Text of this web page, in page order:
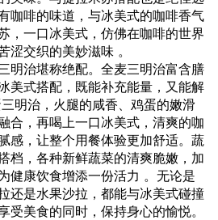
咖啡的味道，与冰美式的咖啡香气
，一口冰美式，仿佛在咖啡的世界
涩交织的美妙滋味 。
明治堪称绝配。全麦三明治富含膳
美式搭配，既能补充能量，又能解
明治，火腿的咸香、鸡蛋的嫩滑
合，再喝上一口冰美式，清爽的咖
感，让整个用餐体验更加舒适。蔬
档，各种新鲜蔬菜的清爽脆嫩，加
健康饮食增添一份活力 。无论是
还是水果沙拉，都能与冰美式碰撞
受美食的同时，保持身心的愉悦。